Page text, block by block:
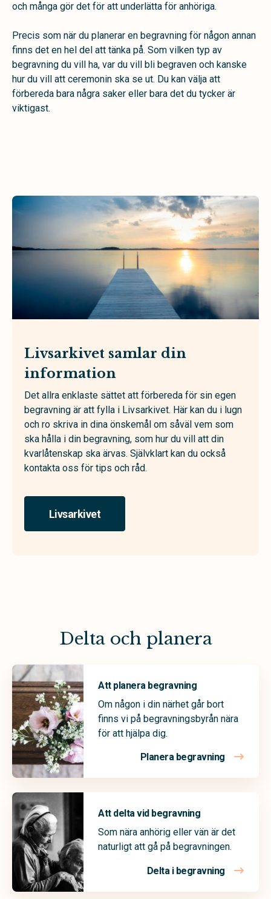
och många gör det för att underlätta för anhöriga.
Precis som när du planerar en begravning för någon annan
finns det en hel del att tänka på. Som vilken typ av
begravning du vill ha, var du vill bli begraven och kanske
hur du vill att ceremonin ska se ut. Du kan välja att
förbereda bara några saker eller bara det du tycker är
viktigast.
Livsarkivet samlar din
information
Det allra enklaste sättet att förbereda för sin egen
begravning är att fylla i Livsarkivet. Här kan du i lugn
och ro skriva in dina önskemål om såväl vem som
ska hålla i din begravning, som hur du vill att din
kvarlåtenskap ska ärvas. Självklart kan du också
kontakta oss för tips och råd.
Livsarkivet
Delta och planera
Att planera begravning
Om någon i din närhet går bort
finns vi på begravningsbyrån nära
för att hjälpa dig.
Planera begravning
Att delta vid begravning
Som nära anhörig eller vän är det
naturligt att gå på begravningen.
Delta i begravning